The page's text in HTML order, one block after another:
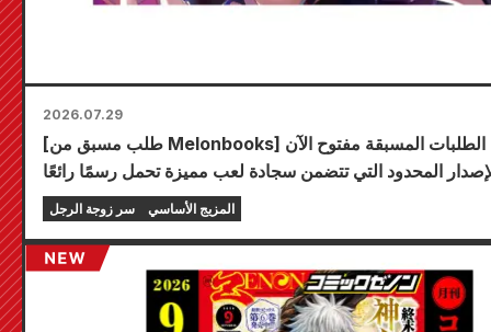
2026.07.29
[طلب مسبق من Melonbooks] باب الطلبات المسبقة مفتوح الآن
المحدود التي تتضمن سجادة لعب مميزة تحمل رسمًا رائعًا
فويوكي توجو بريشة الفنان كودو! من المقرر إصدار المجلد
سر زوجة الرجل المزيج الأساسي